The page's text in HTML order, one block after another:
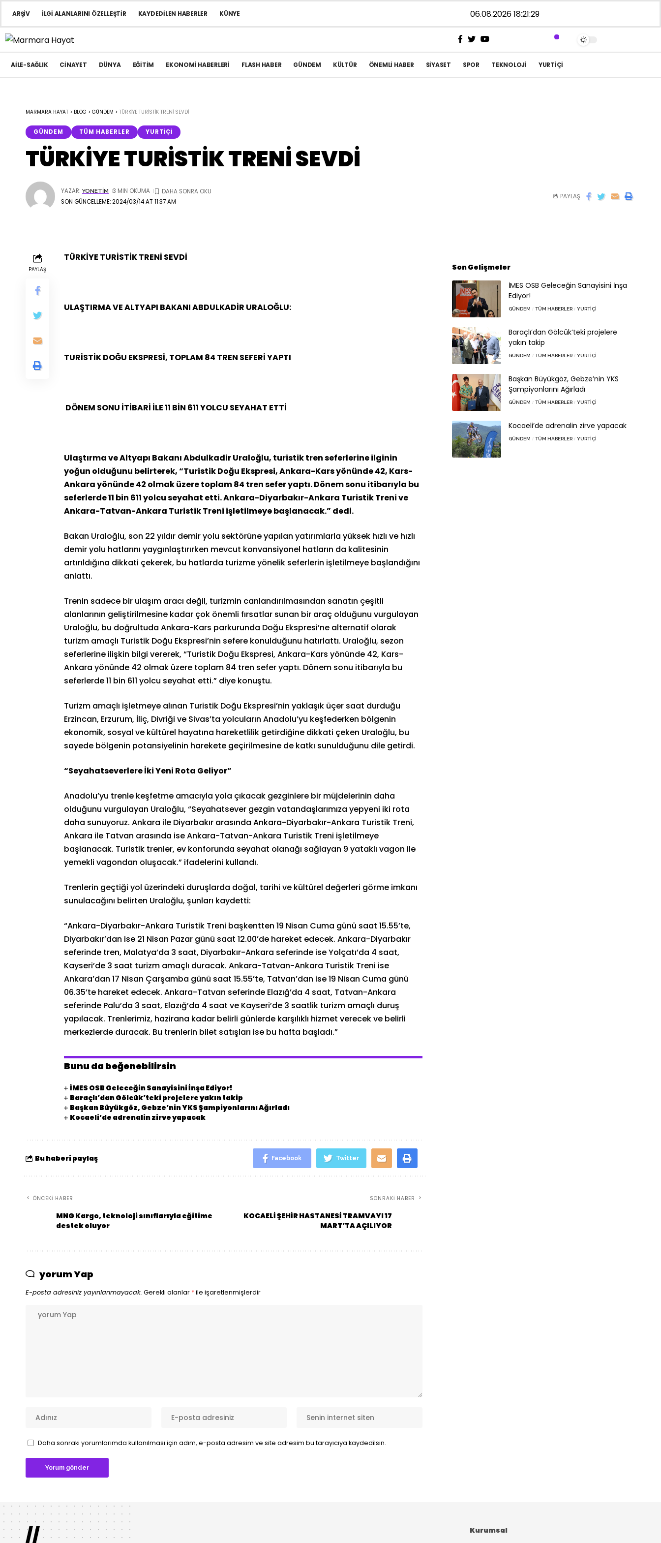
ARŞIV İLGI ALANLARINI ÖZELLEŞTIR KAYDEDILEN HABERLER KÜNYE 06.08.2026 18:21:29
AILE-SAĞLIK CINAYET DÜNYA EĞITIM EKONOMI HABERLERI FLASH HABER GÜNDEM KÜLTÜR ÖNEMLI HABER SIYASET SPOR TEKNOLOJI YURTIÇI
MARMARA HAYAT > BLOG > GÜNDEM > TÜRKİYE TURİSTİK TRENİ SEVDİ
GÜNDEM TÜM HABERLER YURTIÇI
TÜRKİYE TURİSTİK TRENİ SEVDİ
SON GÜNCELLEME: 2024/03/14 AT 11:37 AM
YAZAR: YONETIM 3 MIN OKUMA
PAYLAŞ
PAYLAŞ
TÜRKİYE TURİSTİK TRENİ SEVDİ
ULAŞTIRMA VE ALTYAPI BAKANI ABDULKADİR URALOĞLU:
TURİSTİK DOĞU EKSPRESİ, TOPLAM 84 TREN SEFERİ YAPTI
DÖNEM SONU İTİBARİ İLE 11 BİN 611 YOLCU SEYAHAT ETTİ
Ulaştırma ve Altyapı Bakanı Abdulkadir Uraloğlu, turistik tren seferlerine ilginin
yoğun olduğunu belirterek, “Turistik Doğu Ekspresi, Ankara-Kars yönünde 42, Kars-
Ankara yönünde 42 olmak üzere toplam 84 tren sefer yaptı. Dönem sonu itibarıyla bu
seferlerde 11 bin 611 yolcu seyahat etti. Ankara-Diyarbakır-Ankara Turistik Treni ve
Ankara-Tatvan-Ankara Turistik Treni işletilmeye başlanacak.” dedi.
Bakan Uraloğlu, son 22 yıldır demir yolu sektörüne yapılan yatırımlarla yüksek hızlı ve hızlı
demir yolu hatlarını yaygınlaştırırken mevcut konvansiyonel hatların da kalitesinin
artırıldığına dikkati çekerek, bu hatlarda turizme yönelik seferlerin işletilmeye başlandığını
anlattı.
Trenin sadece bir ulaşım aracı değil, turizmin canlandırılmasından sanatın çeşitli
alanlarının geliştirilmesine kadar çok önemli fırsatlar sunan bir araç olduğunu vurgulayan
Uraloğlu, bu doğrultuda Ankara-Kars parkurunda Doğu Ekspresi’ne alternatif olarak
turizm amaçlı Turistik Doğu Ekspresi’nin sefere konulduğunu hatırlattı. Uraloğlu, sezon
seferlerine ilişkin bilgi vererek, “Turistik Doğu Ekspresi, Ankara-Kars yönünde 42, Kars-
Ankara yönünde 42 olmak üzere toplam 84 tren sefer yaptı. Dönem sonu itibarıyla bu
seferlerde 11 bin 611 yolcu seyahat etti.” diye konuştu.
Turizm amaçlı işletmeye alınan Turistik Doğu Ekspresi’nin yaklaşık üçer saat durduğu
Erzincan, Erzurum, İliç, Divriği ve Sivas’ta yolcuların Anadolu’yu keşfederken bölgenin
ekonomik, sosyal ve kültürel hayatına hareketlilik getirdiğine dikkati çeken Uraloğlu, bu
sayede bölgenin potansiyelinin harekete geçirilmesine de katkı sunulduğunu dile getirdi.
“Seyahatseverlere İki Yeni Rota Geliyor”
Anadolu’yu trenle keşfetme amacıyla yola çıkacak gezginlere bir müjdelerinin daha
olduğunu vurgulayan Uraloğlu, “Seyahatsever gezgin vatandaşlarımıza yepyeni iki rota
daha sunuyoruz. Ankara ile Diyarbakır arasında Ankara-Diyarbakır-Ankara Turistik Treni,
Ankara ile Tatvan arasında ise Ankara-Tatvan-Ankara Turistik Treni işletilmeye
başlanacak. Turistik trenler, ev konforunda seyahat olanağı sağlayan 9 yataklı vagon ile
yemekli vagondan oluşacak.” ifadelerini kullandı.
Trenlerin geçtiği yol üzerindeki duruşlarda doğal, tarihi ve kültürel değerleri görme imkanı
sunulacağını belirten Uraloğlu, şunları kaydetti:
“Ankara-Diyarbakır-Ankara Turistik Treni başkentten 19 Nisan Cuma günü saat 15.55’te,
Diyarbakır’dan ise 21 Nisan Pazar günü saat 12.00’de hareket edecek. Ankara-Diyarbakır
seferinde tren, Malatya’da 3 saat, Diyarbakır-Ankara seferinde ise Yolçatı’da 4 saat,
Kayseri’de 3 saat turizm amaçlı duracak. Ankara-Tatvan-Ankara Turistik Treni ise
Ankara’dan 17 Nisan Çarşamba günü saat 15.55’te, Tatvan’dan ise 19 Nisan Cuma günü
06.35’te hareket edecek. Ankara-Tatvan seferinde Elazığ’da 4 saat, Tatvan-Ankara
seferinde Palu’da 3 saat, Elazığ’da 4 saat ve Kayseri’de 3 saatlik turizm amaçlı duruş
yapılacak. Trenlerimiz, hazirana kadar belirli günlerde karşılıklı hizmet verecek ve belirli
merkezlerde duracak. Bu trenlerin bilet satışları ise bu hafta başladı.”
Bunu da beğenebilirsin
İMES OSB Geleceğin Sanayisini İnşa Ediyor!
Baraçlı’dan Gölcük’teki projelere yakın takip
Başkan Büyükgöz, Gebze’nin YKS Şampiyonlarını Ağırladı
Kocaeli’de adrenalin zirve yapacak
Bu haberi paylaş Facebook Twitter
ÖNCEKI HABER
MNG Kargo, teknoloji sınıflarıyla eğitime
destek oluyor
SONRAKI HABER
KOCAELİ ŞEHİR HASTANESİ TRAMVAYI 17
MART’TA AÇILIYOR
yorum Yap
E-posta adresiniz yayınlanmayacak. Gerekli alanlar *ile işaretlenmişlerdir
Daha sonraki yorumlarımda kullanılması için adım, e-posta adresim ve site adresim bu tarayıcıya kaydedilsin.
Son Gelişmeler
İMES OSB Geleceğin Sanayisini İnşa
Ediyor!
GÜNDEM TÜM HABERLER YURTIÇI
Baraçlı’dan Gölcük’teki projelere
yakın takip
GÜNDEM TÜM HABERLER YURTIÇI
Başkan Büyükgöz, Gebze’nin YKS
Şampiyonlarını Ağırladı
GÜNDEM TÜM HABERLER YURTIÇI
Kocaeli’de adrenalin zirve yapacak
GÜNDEM TÜM HABERLER YURTIÇI
// Kurumsal